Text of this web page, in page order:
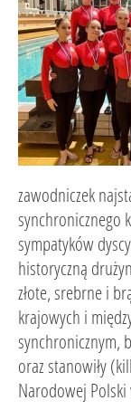
zawodniczek
synchronicznego
sympatyków
historyczną
złote, srebrne i
krajowych i
synchronicznym,
oraz stanowiły
Narodowej Polski